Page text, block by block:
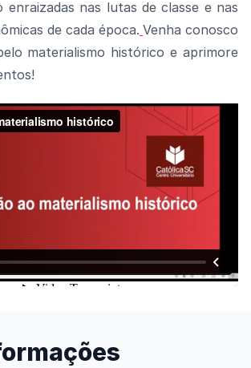
enraizadas nas lutas de classe e nas
de cada época. Venha conosco
materialismo histórico e aprimore
Assista o vídeo